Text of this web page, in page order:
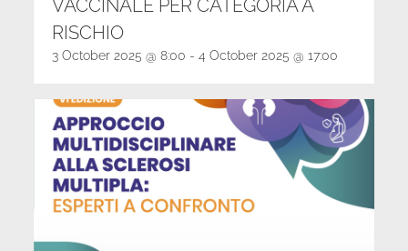
VACCINALE PER CATEGORIA A
RISCHIO
3 October 2025 @ 8:00 - 4 October 2025 @ 17:00